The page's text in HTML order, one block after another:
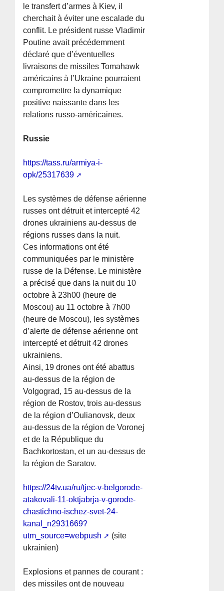
le transfert d’armes à Kiev, il
cherchait à éviter une escalade du
conflit. Le président russe Vladimir
Poutine avait précédemment
déclaré que d’éventuelles
livraisons de missiles Tomahawk
américains à l’Ukraine pourraient
compromettre la dynamique
positive naissante dans les
relations russo-américaines.
Russie
https://tass.ru/armiya-i-
opk/25317639
Les systèmes de défense aérienne
russes ont détruit et intercepté 42
drones ukrainiens au-dessus de
régions russes dans la nuit.
Ces informations ont été
communiquées par le ministère
russe de la Défense. Le ministère
a précisé que dans la nuit du 10
octobre à 23h00 (heure de
Moscou) au 11 octobre à 7h00
(heure de Moscou), les systèmes
d’alerte de défense aérienne ont
intercepté et détruit 42 drones
ukrainiens.
Ainsi, 19 drones ont été abattus
au-dessus de la région de
Volgograd, 15 au-dessus de la
région de Rostov, trois au-dessus
de la région d’Oulianovsk, deux
au-dessus de la région de Voronej
et de la République du
Bachkortostan, et un au-dessus de
la région de Saratov.
https://24tv.ua/ru/tjec-v-belgorode-
atakovali-11-oktjabrja-v-gorode-
chastichno-ischez-svet-24-
kanal_n2931669?
utm_source=webpush
(site
ukrainien)
Explosions et pannes de courant :
des missiles ont de nouveau